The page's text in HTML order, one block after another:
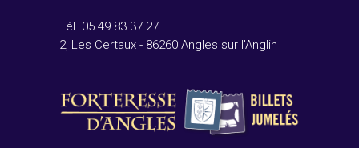
Tél. 05 49 83 37 27
2, Les Certaux - 86260 Angles sur l'Anglin